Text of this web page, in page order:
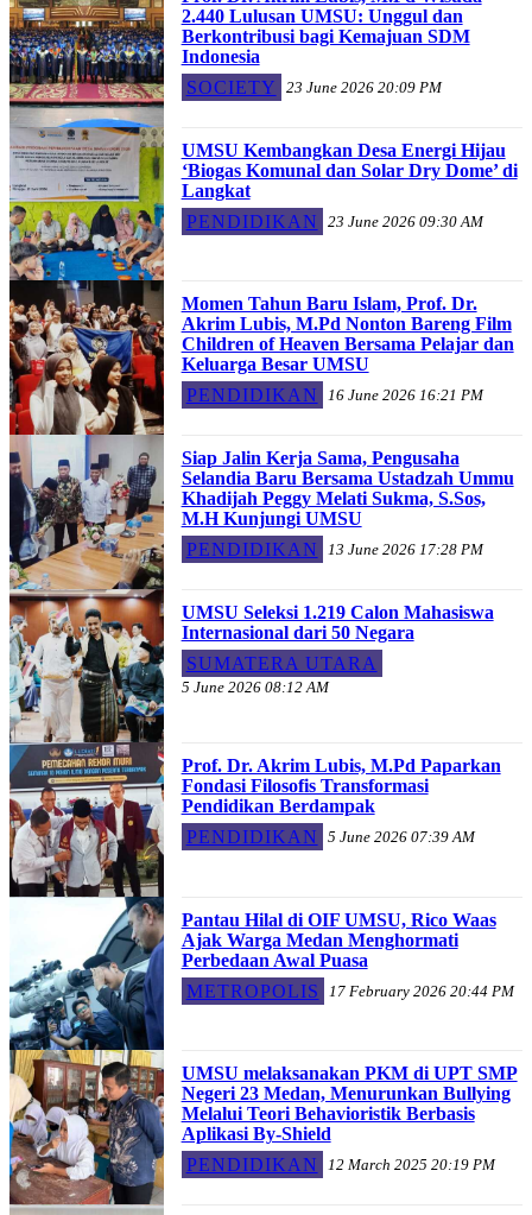
2.440 Lulusan UMSU: Unggul dan
Berkontribusi bagi Kemajuan SDM
Indonesia
SOCIETY
23 June 2026 20:09 PM
UMSU Kembangkan Desa Energi Hijau
‘Biogas Komunal dan Solar Dry Dome’ di
Langkat
PENDIDIKAN
23 June 2026 09:30 AM
Momen Tahun Baru Islam, Prof. Dr.
Akrim Lubis, M.Pd Nonton Bareng Film
Children of Heaven Bersama Pelajar dan
Keluarga Besar UMSU
PENDIDIKAN
16 June 2026 16:21 PM
Siap Jalin Kerja Sama, Pengusaha
Selandia Baru Bersama Ustadzah Ummu
Khadijah Peggy Melati Sukma, S.Sos,
M.H Kunjungi UMSU
PENDIDIKAN
13 June 2026 17:28 PM
UMSU Seleksi 1.219 Calon Mahasiswa
Internasional dari 50 Negara
SUMATERA UTARA
5 June 2026 08:12 AM
Prof. Dr. Akrim Lubis, M.Pd Paparkan
Fondasi Filosofis Transformasi
Pendidikan Berdampak
PENDIDIKAN
5 June 2026 07:39 AM
Pantau Hilal di OIF UMSU, Rico Waas
Ajak Warga Medan Menghormati
Perbedaan Awal Puasa
METROPOLIS
17 February 2026 20:44 PM
UMSU melaksanakan PKM di UPT SMP
Negeri 23 Medan, Menurunkan Bullying
Melalui Teori Behavioristik Berbasis
Aplikasi By-Shield
PENDIDIKAN
12 March 2025 20:19 PM